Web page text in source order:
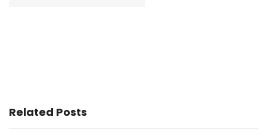
Related Posts